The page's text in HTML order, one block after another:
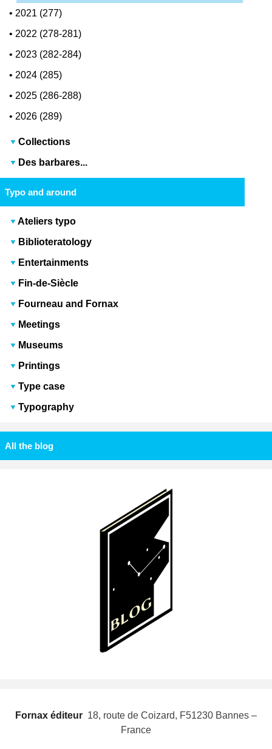
• 2021 (277)
• 2022 (278-281)
• 2023 (282-284)
• 2024 (285)
• 2025 (286-288)
• 2026 (289)
Collections
Des barbares...
Typo and around
Ateliers typo
Biblioteratology
Entertainments
Fin-de-Siècle
Fourneau and Fornax
Meetings
Museums
Printings
Type case
Typography
All the blog
Fornax éditeur  18, route de Coizard, F51230 Bannes –
France